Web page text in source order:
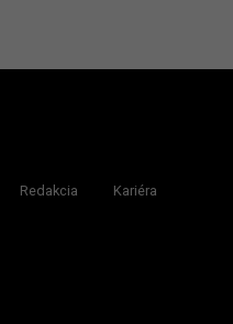
Redakcia Kariéra